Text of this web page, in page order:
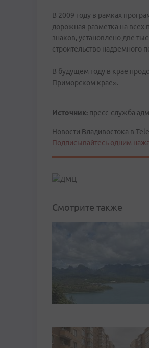
В 2009 году в рамках
дорожная разметка на
знаков, установлено две
строительство надземного
В будущем году в крае
Приморском крае».
Источник: пресс-служба
Новости Владивостока в
Подписывайтесь одним
Смотрите также